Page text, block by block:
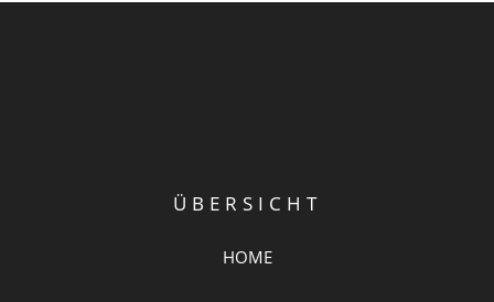
ÜBERSICHT
HOME